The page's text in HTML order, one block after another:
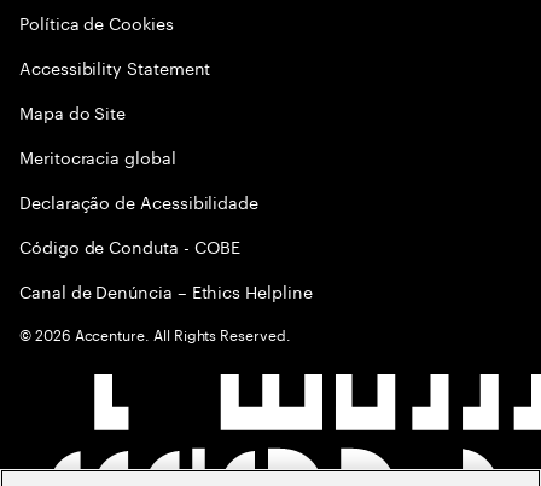
Política de Cookies
Accessibility Statement
Mapa do Site
Meritocracia global
Declaração de Acessibilidade
Código de Conduta - COBE
Canal de Denúncia – Ethics Helpline
©2026 Accenture. All Rights Reserved.